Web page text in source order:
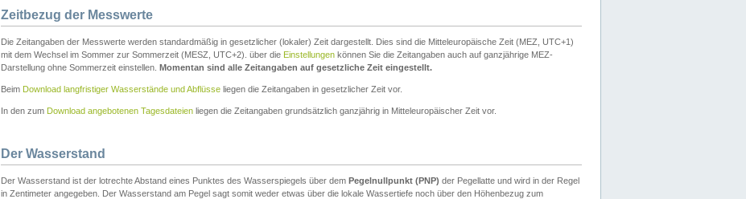
Zeitbezug der Messwerte
Die Zeitangaben der Messwerte werden standardmäßig in gesetzlicher (lokaler) Zeit dargestellt. Dies sind die Mitteleuropäische Zeit (MEZ, UTC+1)
mit dem Wechsel im Sommer zur Sommerzeit (MESZ, UTC+2). über die Einstellungen können Sie die Zeitangaben auch auf ganzjährige MEZ-
Darstellung ohne Sommerzeit einstellen. Momentan sind alle Zeitangaben auf gesetzliche Zeit eingestellt.
Beim Download langfristiger Wasserstände und Abflüsse liegen die Zeitangaben in gesetzlicher Zeit vor.
In den zum Download angebotenen Tagesdateien liegen die Zeitangaben grundsätzlich ganzjährig in Mitteleuropäischer Zeit vor.
Der Wasserstand
Der Wasserstand ist der lotrechte Abstand eines Punktes des Wasserspiegels über dem Pegelnullpunkt (PNP) der Pegellatte und wird in der Regel
in Zentimeter angegeben. Der Wasserstand am Pegel sagt somit weder etwas über die lokale Wassertiefe noch über den Höhenbezug zum